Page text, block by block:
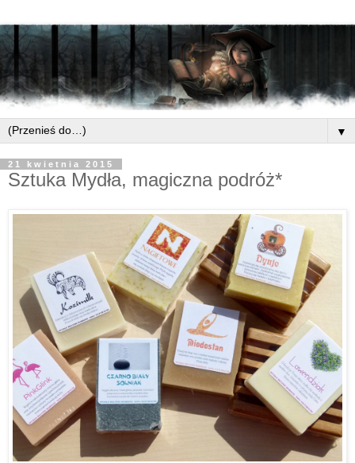
▼
21 kwietnia 2015
Sztuka Mydła, magiczna podróż*